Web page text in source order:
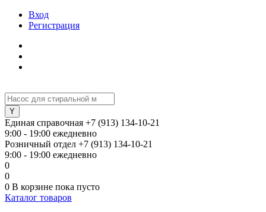
Вход
Регистрация
Единая справочная +7 (913) 134-10-21
9:00 - 19:00 ежедневно
Розничный отдел +7 (913) 134-10-21
9:00 - 19:00 ежедневно
0
0
0 В корзине пока пусто
Каталог товаров